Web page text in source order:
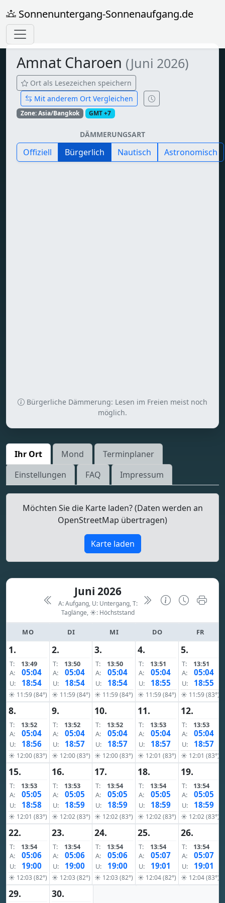
Sonnenuntergang-Sonnenaufgang.de
Amnat Charoen (Juni 2026)
Ort als Lesezeichen speichern
Mit anderem Ort Vergleichen
Zone: Asia/Bangkok GMT +7
DÄMMERUNGSART
Offiziell Bürgerlich Nautisch Astronomisch
Bürgerliche Dämmerung: Lesen im Freien meist noch
möglich.
Ihr Ort Mond
Terminplaner
Einstellungen
FAQ Impressum
Möchten Sie die Karte laden? (Daten werden an
OpenStreetMap übertragen)
Karte laden
Juni 2026
A: Aufgang, U: Untergang, T:
Taglänge, ☀: Höchststand
MO DI MI DO FR
1.
T:
13:49
A:
05:04
U: 18:54
☀ 11:59 (84°)
2.
T:
13:50
A:
05:04
U: 18:54
☀ 11:59 (84°)
3.
T:
13:50
A:
05:04
U: 18:54
☀ 11:59 (84°)
4.
T:
13:51
A:
05:04
U: 18:55
☀ 11:59 (84°)
5.
T:
13:51
A:
05:04
U: 18:55
☀ 11:59 (83°)
8.
T:
13:52
A:
05:04
U: 18:56
☀ 12:00 (83°)
9.
T:
13:52
A:
05:04
U: 18:57
☀ 12:00 (83°)
10.
T:
13:52
A:
05:04
U: 18:57
☀ 12:00 (83°)
11.
T:
13:53
A:
05:04
U: 18:57
☀ 12:01 (83°)
12.
T:
13:53
A:
05:04
U: 18:57
☀ 12:01 (83°)
15.
T:
13:53
A:
05:05
U: 18:58
☀ 12:01 (83°)
16.
T:
13:53
A:
05:05
U: 18:59
☀ 12:02 (83°)
17.
T:
13:54
A:
05:05
U: 18:59
☀ 12:02 (83°)
18.
T:
13:54
A:
05:05
U: 18:59
☀ 12:02 (83°)
19.
T:
13:54
A:
05:05
U: 18:59
☀ 12:02 (83°)
22.
T:
13:54
A:
05:06
U: 19:00
☀ 12:03 (82°)
23.
T:
13:54
A:
05:06
U: 19:00
☀ 12:03 (82°)
24.
T:
13:54
A:
05:06
U: 19:00
☀ 12:03 (82°)
25.
T:
13:54
A:
05:07
U: 19:01
☀ 12:04 (82°)
26.
T:
13:54
A:
05:07
U: 19:01
☀ 12:04 (83°)
29. 30.